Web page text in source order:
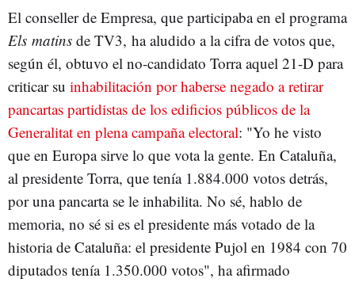
El conseller de Empresa, que participaba en el programa
Els matins de TV3, ha aludido a la cifra de votos que,
según él, obtuvo el no-candidato Torra aquel 21-D para
criticar su inhabilitación por haberse negado a retirar
pancartas partidistas de los edificios públicos de la
Generalitat en plena campaña electoral: "Yo he visto
que en Europa sirve lo que vota la gente. En Cataluña,
al presidente Torra, que tenía 1.884.000 votos detrás,
por una pancarta se le inhabilita. No sé, hablo de
memoria, no sé si es el presidente más votado de la
historia de Cataluña: el presidente Pujol en 1984 con 70
diputados tenía 1.350.000 votos", ha afirmado